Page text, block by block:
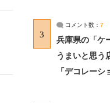
3
コメント数： 7
兵庫県の「
うまいと思う
「デコレーシ